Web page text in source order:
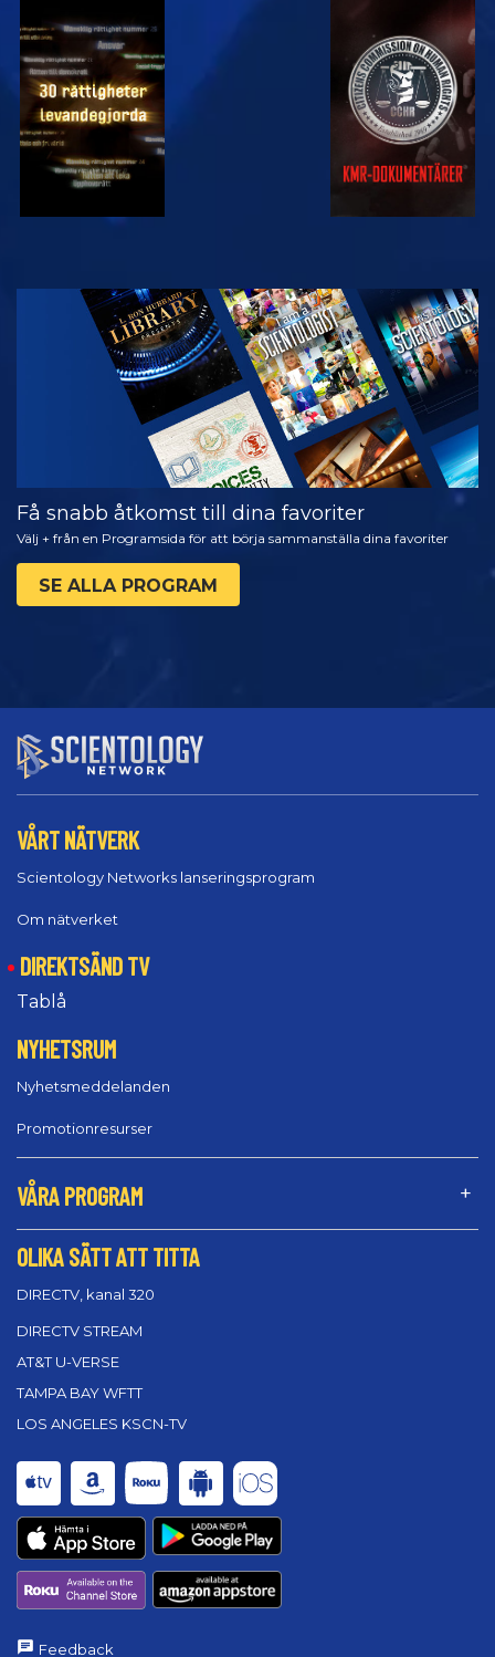
TITTA TITTA
TITTA
UTFORSKA
SERIEN
Få snabb åtkomst till dina favoriter
Välj + från en Programsida för att börja sammanställa dina favoriter
SE ALLA PROGRAM
VÅRT NÄTVERK
Scientology Networks lanseringsprogram
Om nätverket
DIREKTSÄND TV
Tablå
NYHETSRUM
Nyhetsmeddelanden
Promotionresurser
VÅRA PROGRAM
OLIKA SÄTT ATT TITTA
DIRECTV, kanal 320
DIRECTV STREAM
AT&T U-VERSE
TAMPA BAY WFTT
LOS ANGELES KSCN-TV
Feedback